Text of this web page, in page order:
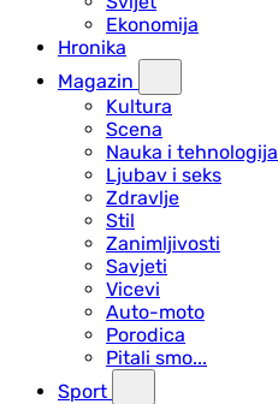
Ekonomija
Hronika
Magazin
Kultura
Scena
Nauka i tehnologija
Ljubav i seks
Zdravlje
Stil
Zanimljivosti
Savjeti
Vicevi
Auto-moto
Porodica
Pitali smo...
Sport